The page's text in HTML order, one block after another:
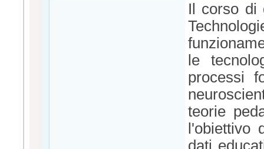
Il corso di
le
processi
teorie
l'obiettivo
dati